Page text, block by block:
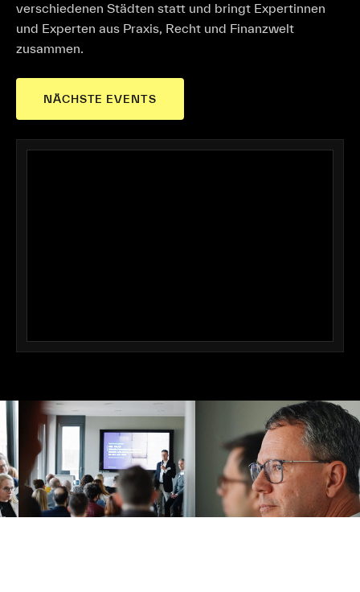
verschiedenen Städten statt und bringt Expertinnen
und Experten aus Praxis, Recht und Finanzwelt
zusammen.
NÄCHSTE EVENTS